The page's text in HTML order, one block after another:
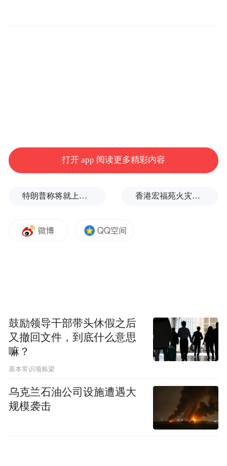
打开 app 阅读更多精彩内容
特朗普称将就上诉法院涉白宫宴会厅项目裁决提起上诉 香港宏福苑火灾跨部门调查最终报告：大火或由烟头引起
鼓励领导干部带头休假之后
又撤回文件，到底什么意思
嘛？
基本常识项栋梁
乌克兰石油公司设施遭遇大
规模袭击